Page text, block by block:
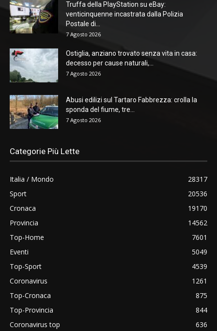
Truffa della PlayStation su eBay:
venticinquenne incastrata dalla Polizia
Postale di...
7 Agosto 2026
Ostiglia, anziano trovato senza vita in casa:
decesso per cause naturali,...
7 Agosto 2026
Abusi edilizi sul Tartaro Fabbrezza: crolla la
sponda del fiume, tre...
7 Agosto 2026
Categorie Più Lette
Italia / Mondo
28317
Sport
20536
Cronaca
19170
Provincia
14562
Top-Home
7601
Eventi
5049
Top-Sport
4539
Coronavirus
1261
Top-Cronaca
875
Top-Provincia
844
Coronavirus top
636